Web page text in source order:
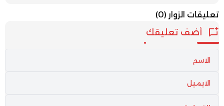
تعليقات الزوار (0)
أضف تعليقك